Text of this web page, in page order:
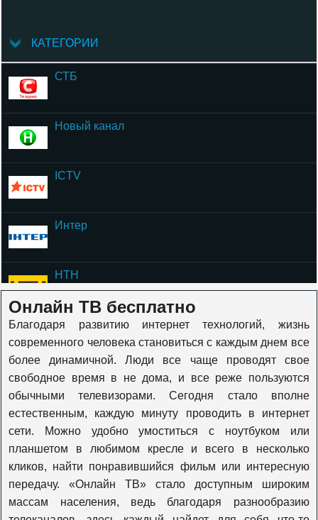
КАТЕГОРИИ
СТБ
Новый канал
ICTV
Интер
НТН
ОЦЕ
К1
Viasat Explore
Онлайн ТВ бесплатно
Благодаря развитию интернет технологий, жизнь
современного человека становиться с каждым днем все
более динамичной. Люди все чаще проводят свое
свободное время в не дома, и все реже пользуются
обычными телевизорами. Сегодня стало вполне
естественным, каждую минуту проводить в интернет
сети. Можно удобно умоститься с ноутбуком или
планшетом в любимом кресле и всего в несколько
кликов, найти понравившийся фильм или интересную
передачу. «Онлайн ТВ» стало доступным широким
массам населения, ведь благодаря разнообразию